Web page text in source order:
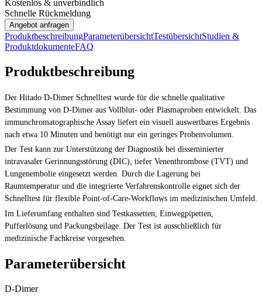
Kostenlos & unverbindlich
Schnelle Rückmeldung
Angebot anfragen
ProduktbeschreibungParameterübersichtTestübersichtStudien &
ProduktdokumenteFAQ
Produktbeschreibung
Der Hitado D-Dimer Schnelltest wurde für die schnelle qualitative
Bestimmung von D-Dimer aus Vollblut- oder Plasmaproben entwickelt. Das
immunchromatographische Assay liefert ein visuell auswertbares Ergebnis
nach etwa 10 Minuten und benötigt nur ein geringes Probenvolumen.
Der Test kann zur Unterstützung der Diagnostik bei disseminierter
intravasaler Gerinnungsstörung (DIC), tiefer Venenthrombose (TVT) und
Lungenembolie eingesetzt werden. Durch die Lagerung bei
Raumtemperatur und die integrierte Verfahrenskontrolle eignet sich der
Schnelltest für flexible Point-of-Care-Workflows im medizinischen Umfeld.
Im Lieferumfang enthalten sind Testkassetten, Einwegpipetten,
Pufferlösung und Packungsbeilage. Der Test ist ausschließlich für
medizinische Fachkreise vorgesehen.
Parameterübersicht
D-Dimer